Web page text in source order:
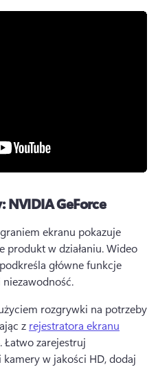
NVIDIA GeForce
ekranu pokazuje
produkt w działaniu. Wideo
główne funkcje
rozgrywki na potrzeby
z rejestratora ekranu
Łatwo zarejestruj
w jakości HD, dodaj